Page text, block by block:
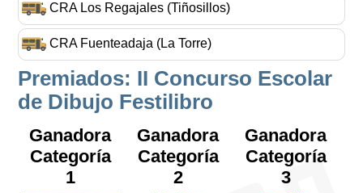
CRA Los Regajales (Tiñosillos)
CRA Fuenteadaja (La Torre)
Premiados: II Concurso Escolar
de Dibujo Festilibro
Ganadora
Categoría
1
Ganadora
Categoría
2
Ganadora
Categoría
3